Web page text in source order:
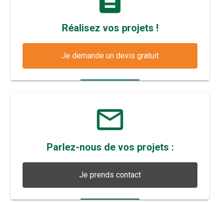
Réalisez vos projets !
Je demande un devis gratuit
mail_outline
Parlez-nous de vos projets :
Je prends contact